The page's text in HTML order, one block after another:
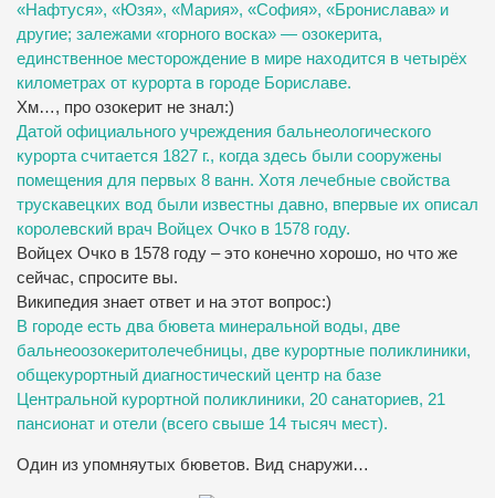
«Нафтуся», «Юзя», «Мария», «София», «Бронислава» и
другие; залежами «горного воска» — озокерита,
единственное месторождение в мире находится в четырёх
километрах от курорта в городе Бориславе.
Хм…, про озокерит не знал:)
Датой официального учреждения бальнеологического
курорта считается 1827 г., когда здесь были сооружены
помещения для первых 8 ванн. Хотя лечебные свойства
трускавецких вод были известны давно, впервые их описал
королевский врач Войцех Очко в 1578 году.
Войцех Очко в 1578 году – это конечно хорошо, но что же
сейчас, спросите вы.
Википедия знает ответ и на этот вопрос:)
В городе есть два бювета минеральной воды, две
бальнеоозокеритолечебницы, две курортные поликлиники,
общекурортный диагностический центр на базе
Центральной курортной поликлиники, 20 санаториев, 21
пансионат и отели (всего свыше 14 тысяч мест).
Один из упомняутых бюветов. Вид снаружи…